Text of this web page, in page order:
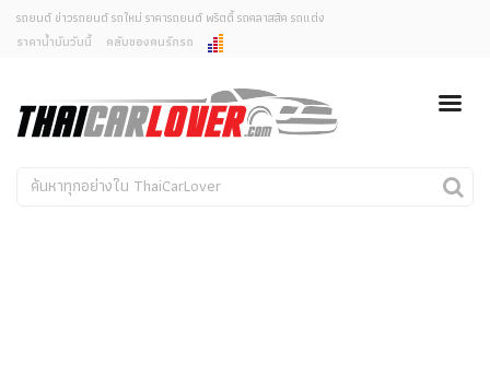
ยกเลิกการแจ้งเตือน
คุณต้องการยกเลิกการแจ้งเตือนข่าวสารเมื่อมีการอัพเดต
ใช่หรือไม่?
ไม่
รถยนต์ ข่าวรถยนต์ รถใหม่ ราคารถยนต์ พริตตี้ รถคลาสสิค รถแต่ง
ราคาน้ำมันวันนี้
คลับของคนรักรถ
รถใหม่
คนรักรถ